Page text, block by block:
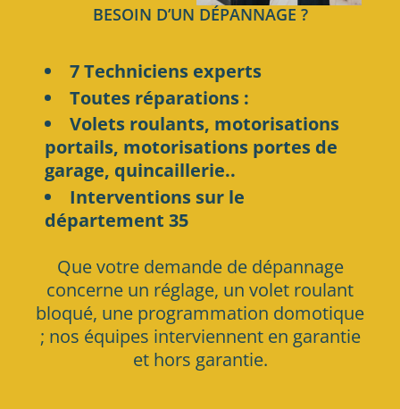
BESOIN D’UN DÉPANNAGE ?
7 Techniciens experts
Toutes réparations :
Volets roulants, motorisations
portails, motorisations portes de
garage, quincaillerie..
Interventions sur le
département 35
Que votre demande de dépannage
concerne un réglage, un volet roulant
bloqué, une programmation domotique
; nos équipes interviennent en garantie
et hors garantie.